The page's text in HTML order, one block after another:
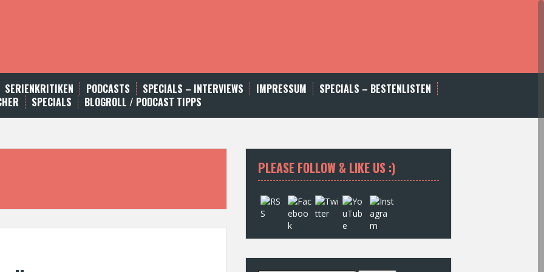
SERIENKRITIKEN PODCASTS SPECIALS – INTERVIEWS IMPRESSUM
SPECIALS – BESTENLISTEN
SPECIALS BLOGROLL / PODCAST TIPPS
PLEASE FOLLOW & LIKE US :)